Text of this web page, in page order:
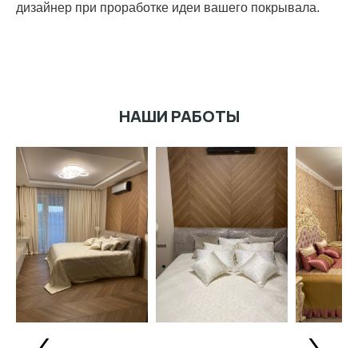
дизайнер при проработке идеи вашего покрывала.
НАШИ РАБОТЫ